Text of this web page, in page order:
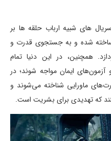
های شبیه ارباب حلقه ها بر
شده و به جستجوی قدرت و
همچنین، در این دنیا تمام
ایمان مواجه شوند؛ در
ماورایی شناخته می‌شوند و
که تهدیدی برای بشریت است.